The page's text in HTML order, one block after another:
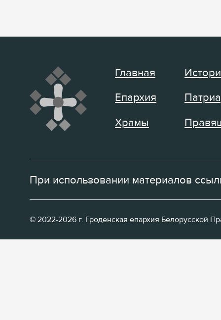
Главная
Епархия
Храмы
При использовании материалов
© 2022-2026 г. Гроденская епархия Белорусской